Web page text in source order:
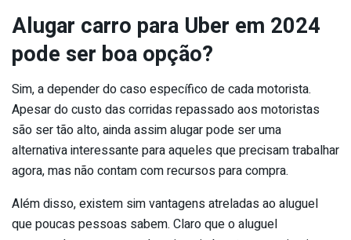
Alugar carro para Uber em 2024
pode ser boa opção?
Sim, a depender do caso específico de cada motorista.
Apesar do custo das corridas repassado aos motoristas
são ser tão alto, ainda assim alugar pode ser uma
alternativa interessante para aqueles que precisam trabalhar
agora, mas não contam com recursos para compra.
Além disso, existem sim vantagens atreladas ao aluguel
que poucas pessoas sabem. Claro que o aluguel